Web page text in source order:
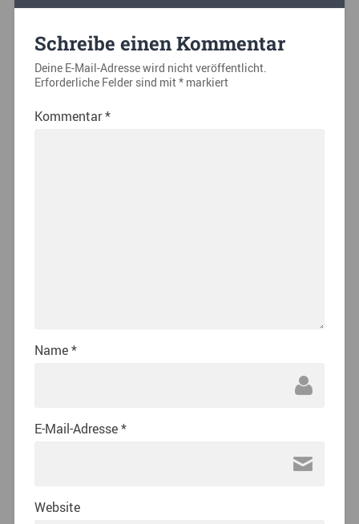
Schreibe einen Kommentar
Deine E-Mail-Adresse wird nicht veröffentlicht.
Erforderliche Felder sind mit*markiert
Kommentar*
Name*
E-Mail-Adresse*
Website